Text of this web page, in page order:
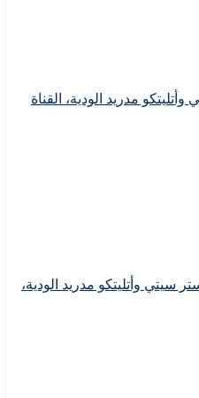
مدريد الودية، القناة
سيتي وأتليتكو مدريد الودية،